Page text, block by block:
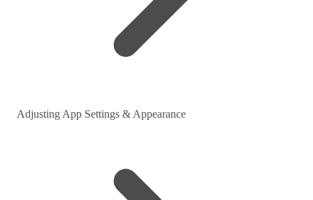
Adjusting App Settings & Appearance